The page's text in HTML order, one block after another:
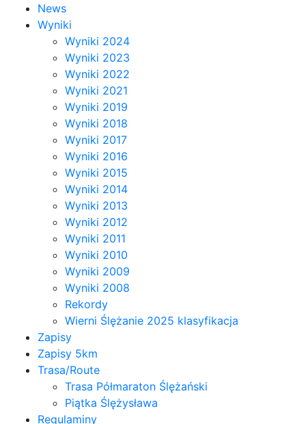
News
Wyniki
Wyniki 2024
Wyniki 2023
Wyniki 2022
Wyniki 2021
Wyniki 2019
Wyniki 2018
Wyniki 2017
Wyniki 2016
Wyniki 2015
Wyniki 2014
Wyniki 2013
Wyniki 2012
Wyniki 2011
Wyniki 2010
Wyniki 2009
Wyniki 2008
Rekordy
Wierni Ślężanie 2025 klasyfikacja
Zapisy
Zapisy 5km
Trasa/Route
Trasa Półmaraton Ślężański
Piątka Ślężysława
Regulaminy